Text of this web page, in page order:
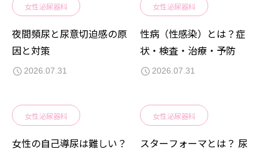
女性泌尿器科
夜間頻尿と尿意切迫感の原
因と対策
2026.07.31
女性泌尿器科
性病（性感染）とは？症
状・検査・治療・予防
2026.07.31
女性泌尿器科
女性の自己導尿は難しい？
女性泌尿器科
スターフォーマとは？ 尿